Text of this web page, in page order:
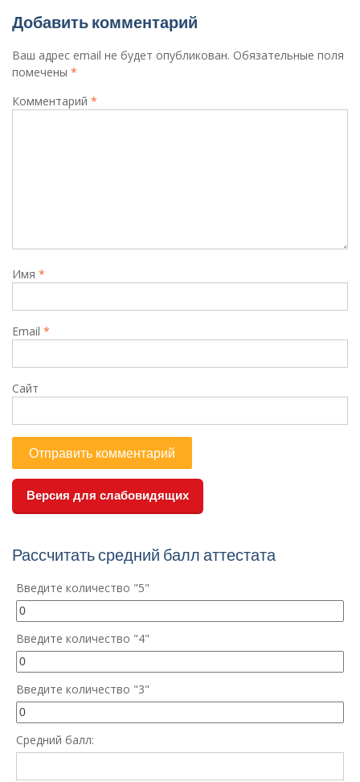
Добавить комментарий
Ваш адрес email не будет опубликован. Обязательные поля
помечены *
Комментарий *
Имя *
Email *
Сайт
Версия для слабовидящих
Рассчитать средний балл аттестата
Введите количество "5"
Введите количество "4"
Введите количество "3"
Средний балл: